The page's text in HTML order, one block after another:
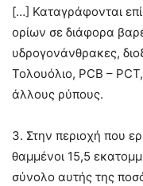
[…] Καταγράφονται
ορίων σε διάφορα
υδρογονάνθρακες,
Τολουόλιο, PCB –
άλλους ρύπους.
3. Στην περιοχή που
θαμμένοι 15,5
σύνολο αυτής της